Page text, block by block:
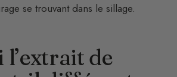
se trouvant dans le sillage.
de